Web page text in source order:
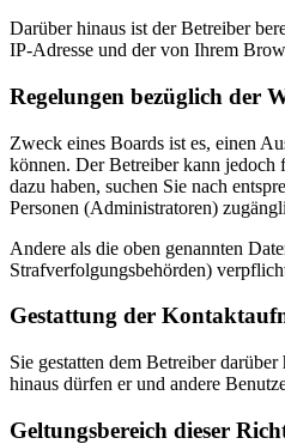
Darüber hinaus ist der Betreiber
IP-Adresse und der von Ihrem
Regelungen bezüglich der
Zweck eines Boards ist es, einen
können. Der Betreiber kann jedoch
dazu haben, suchen Sie nach
Personen (Administratoren)
Andere als die oben genannten
Strafverfolgungsbehörden)
Gestattung der
Sie gestatten dem Betreiber
hinaus dürfen er und andere
Geltungsbereich dieser